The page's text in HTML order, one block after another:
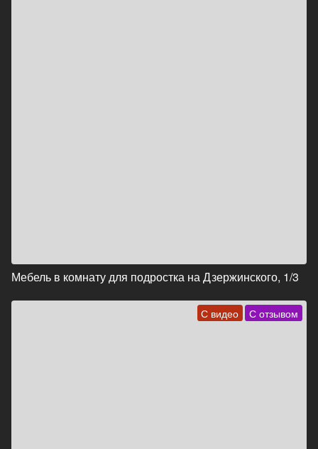
Мебель в комнату для подростка на Дзержинского, 1/3
С видео С отзывом